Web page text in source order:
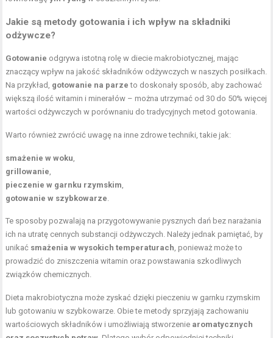
Jakie są metody gotowania i ich wpływ na składniki
odżywcze?
Gotowanie odgrywa istotną rolę w diecie makrobiotycznej, mając
znaczący wpływ na jakość składników odżywczych w naszych posiłkach.
Na przykład, gotowanie na parze to doskonały sposób, aby zachować
większą ilość witamin i minerałów – można utrzymać od 30 do 50% więcej
wartości odżywczych w porównaniu do tradycyjnych metod gotowania.
Warto również zwrócić uwagę na inne zdrowe techniki, takie jak:
smażenie w woku,
grillowanie,
pieczenie w garnku rzymskim,
gotowanie w szybkowarze.
Te sposoby pozwalają na przygotowywanie pysznych dań bez narażania
ich na utratę cennych substancji odżywczych. Należy jednak pamiętać, by
unikać smażenia w wysokich temperaturach, ponieważ może to
prowadzić do zniszczenia witamin oraz powstawania szkodliwych
związków chemicznych.
Dieta makrobiotyczna może zyskać dzięki pieczeniu w garnku rzymskim
lub gotowaniu w szybkowarze. Obie te metody sprzyjają zachowaniu
wartościowych składników i umożliwiają stworzenie aromatycznych